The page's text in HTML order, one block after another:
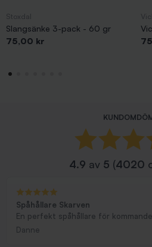
Slangsänke 3-pack - 60 gr
Pris
75,00 kr
Pris
4.9 av 5 (4020
Spåhållare Skarven
En perfekt spåhållare för
Danne